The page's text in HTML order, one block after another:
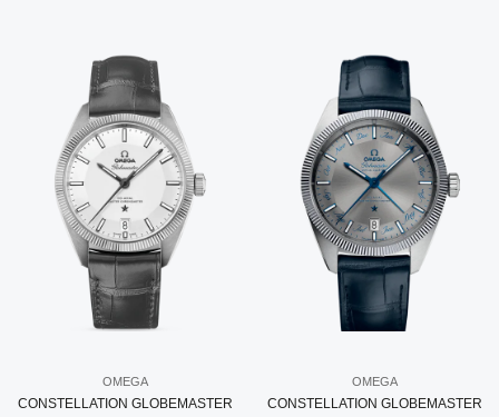
OMEGA
CONSTELLATION GLOBEMASTER
OMEGA
CONSTELLATION GLOBEMASTER